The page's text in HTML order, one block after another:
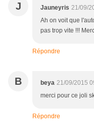
J Jauneyris 21/09/
Ah on voit que
pas trop vite !!!
Répondre
B beya 21/09/2015
merci pour ce joli
Répondre